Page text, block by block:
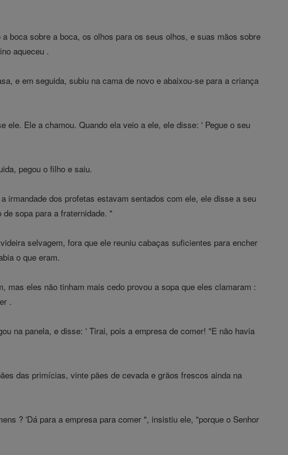
boca sobre a boca, os olhos para os seus olhos, e suas mãos sobre
aqueceu .
e em seguida, subiu na cama de novo e abaixou-se para a criança
Ele a chamou. Quando ela veio a ele, ele disse: ' Pegue o seu
pegou o filho e saiu.
irmandade dos profetas estavam sentados com ele, ele disse a seu
sopa para a fraternidade. "
selvagem, fora que ele reuniu cabaças suficientes para encher
o que eram.
mas eles não tinham mais cedo provou a sopa que eles clamaram :
.
na panela, e disse: ' Tirai, pois a empresa de comer! "E não havia
das primícias, vinte pães de cevada e grãos frescos ainda na
? 'Dá para a empresa para comer ", insistiu ele, "porque o Senhor